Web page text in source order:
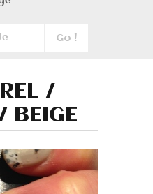
/
BEIGE